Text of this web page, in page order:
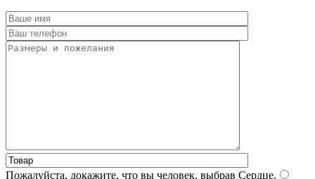
Пожалуйста, докажите, что вы человек, выбрав Сердце.